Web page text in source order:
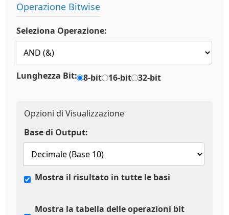
Operazione Bitwise
Seleziona Operazione:
Lunghezza Bit: 8-bit 16-bit 32-bit
Opzioni di Visualizzazione
Base di Output:
Mostra il risultato in tutte le basi
Mostra la tabella delle operazioni bit